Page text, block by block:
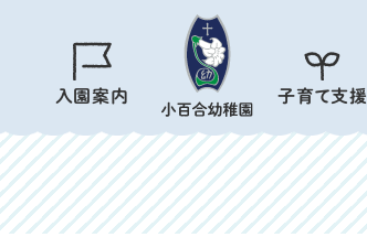
入園案内 子育て支援